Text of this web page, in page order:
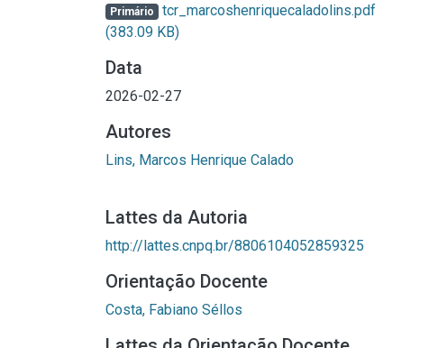
Primário tcr_marcoshenriquecaladolins.pdf
(383.09 KB)
Data
2026-02-27
Autores
Lins, Marcos Henrique Calado
Lattes da Autoria
http://lattes.cnpq.br/8806104052859325
Orientação Docente
Costa, Fabiano Séllos